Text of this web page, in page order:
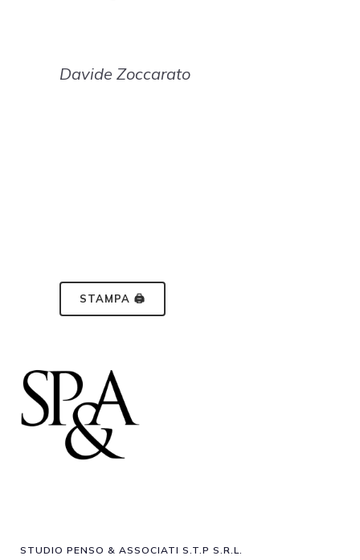
Davide Zoccarato
STAMPA 🖨
STUDIO PENSO & ASSOCIATI S.T.P S.R.L.